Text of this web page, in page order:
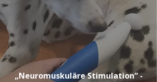
„Neuromuskuläre Stimulation“ -